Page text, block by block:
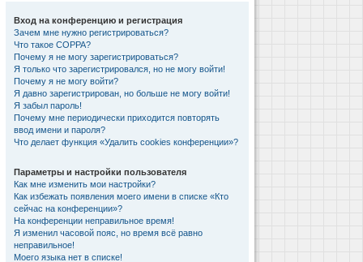
Вход на конференцию и регистрация
Зачем мне нужно регистрироваться?
Что такое COPPA?
Почему я не могу зарегистрироваться?
Я только что зарегистрировался, но не могу войти!
Почему я не могу войти?
Я давно зарегистрирован, но больше не могу войти!
Я забыл пароль!
Почему мне периодически приходится повторять
ввод имени и пароля?
Что делает функция «Удалить cookies конференции»?
Параметры и настройки пользователя
Как мне изменить мои настройки?
Как избежать появления моего имени в списке «Кто
сейчас на конференции»?
На конференции неправильное время!
Я изменил часовой пояс, но время всё равно
неправильное!
Моего языка нет в списке!